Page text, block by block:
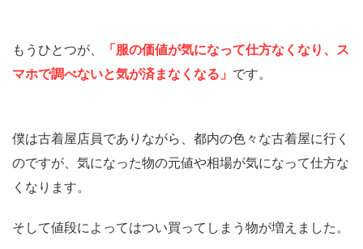
もうひとつが、
「服の価値が気になって仕方なくなり、ス
マホで調べないと気が済まなくなる」 です。
僕は古着屋店員でありながら、都内の色々な古着屋に行く
のですが、気になった物の元値や相場が気になって仕方な
くなります。
そして値段によってはつい買ってしまう物が増えました。